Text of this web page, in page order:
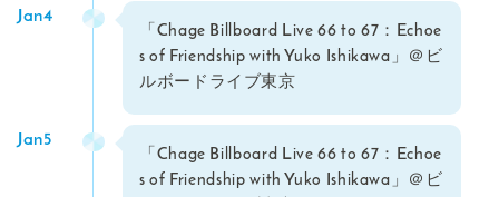
「Chage Billboard Live 66 to 67：Echoe
s of Friendship with Yuko Ishikawa」＠ビ
ルボードライブ東京
Jan4
「Chage Billboard Live 66 to 67：Echoe
s of Friendship with Yuko Ishikawa」＠ビ
Jan5